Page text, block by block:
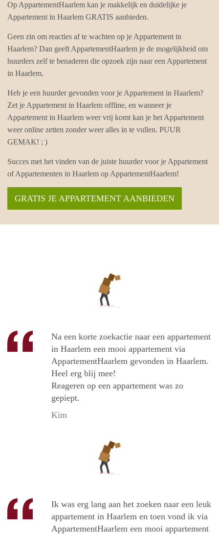
Op AppartementHaarlem kan je makkelijk en duidelijke je
Appartement in Haarlem GRATIS aanbieden.
Geen zin om reacties af te wachten op je Appartement in
Haarlem? Dan geeft AppartementHaarlem je de mogelijkheid om
huurders zelf te benaderen die opzoek zijn naar een Appartement
in Haarlem.
Heb je een huurder gevonden voor je Appartement in Haarlem?
Zet je Appartement in Haarlem offline, en wanneer je
Appartement in Haarlem weer vrij komt kan je het Appartement
weer online zetten zonder weer alles in te vullen. PUUR
GEMAK! ; )
Succes met het vinden van de juiste huurder voor je Appartement
of Appartementen in Haarlem op AppartementHaarlem!
GRATIS JE APPARTEMENT AANBIEDEN
Na een korte zoekactie naar een appartement
in Haarlem een mooi appartement via
AppartementHaarlem gevonden in Haarlem.
Heel erg blij mee!
Reageren op een appartement was zo
gepiept.
Kim
Ik was erg lang aan het zoeken naar een leuk
appartement in Haarlem en toen vond ik via
AppartementHaarlem een mooi appartement